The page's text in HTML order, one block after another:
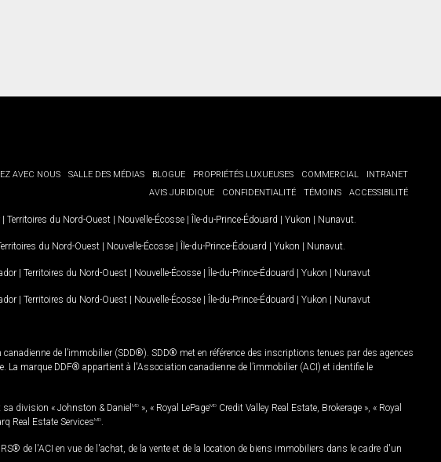
AVEC NOUS SALLE DES MÉDIAS BLOGUE PROPRIÉTÉS LUXUEUSES COMMERCIAL
INTRANET
AVIS JURIDIQUE
CONFIDENTIALITÉ TÉMOINS ACCESSIBILITÉ
| Territoires du Nord-Ouest | Nouvelle-Écosse | Île-du-Prince-Édouard | Yukon | Nunavut
du Nord-Ouest | Nouvelle-Écosse | Île-du-Prince-Édouard | Yukon | Nunavut
| Territoires du Nord-Ouest | Nouvelle-Écosse | Île-du-Prince-Édouard | Yukon | Nunavut
| Territoires du Nord-Ouest | Nouvelle-Écosse | Île-du-Prince-Édouard | Yukon | Nunavut
de l’immobilier (SDD®). SDD® met en référence des inscriptions tenues par des agences
marque DDF® appartient à l'Association canadienne de l’immobilier (ACI) et identifie le
sa division « Johnston & Daniel MD », « Royal LePageMD Credit Valley Real Estate, Brokerage », « Royal
Real Estate ServicesMD
de l'ACI en vue de l'achat, de la vente et de la location de biens immobiliers dans le cadre d'un